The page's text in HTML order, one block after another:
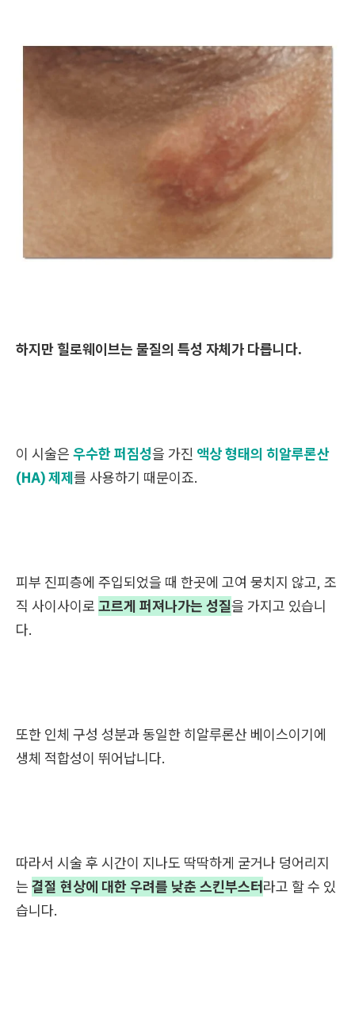
하지만 힐로웨이브는 물질의 특성 자체가 다릅니다.
이 시술은 우수한 퍼짐성을 가진 액상 형태의 히알루론산
(HA) 제제를 사용하기 때문이죠.
피부 진피층에 주입되었을 때 한곳에 고여 뭉치지 않고, 조
직 사이사이로 고르게 퍼져나가는 성질을 가지고 있습니
다.
또한 인체 구성 성분과 동일한 히알루론산 베이스이기에
생체 적합성이 뛰어납니다.
따라서 시술 후 시간이 지나도 딱딱하게 굳거나 덩어리지
는 결절 현상에 대한 우려를 낮춘 스킨부스터라고 할 수 있
습니다.